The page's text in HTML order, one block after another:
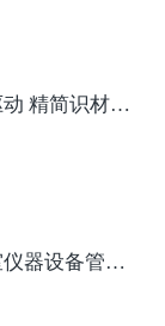
2025年“双联驱动 精简识材”金相实验技术讲座
2023年“实验室仪器设备管理与量值溯源、仪器设备与标准物质期间核查技术要点”专题培训